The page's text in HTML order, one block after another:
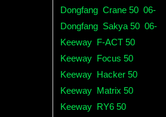
Dongfang Crane 50 06-
Dongfang Sakya 50 06-
Keeway F-ACT 50
Keeway Focus 50
Keeway Hacker 50
Keeway Matrix 50
Keeway RY6 50